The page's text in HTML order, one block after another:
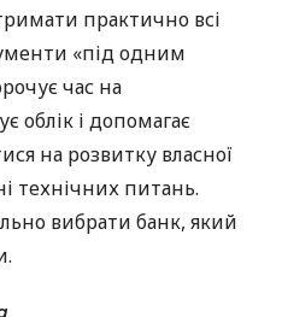
практично всі
«під одним
час на
облік і допомагає
на розвитку власної
технічних питань.
вибрати банк, який